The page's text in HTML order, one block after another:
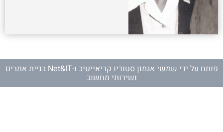
פותח על ידי שמשי אגמון סטודיו קריאייטיב ו- Net&IT בניית אתרים
ושירותי מחשוב